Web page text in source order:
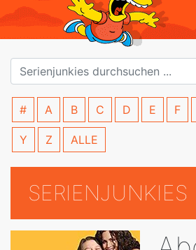
# A B C D E F
Y Z ALLE
SERIENJUNKIES